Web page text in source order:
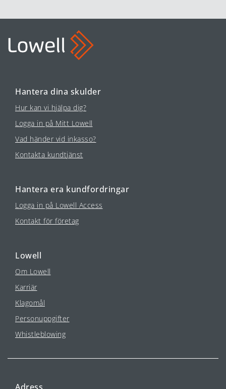
Hantera dina skulder
Hur kan vi hjälpa dig?
Logga in på Mitt Lowell
Vad händer vid inkasso?
Kontakta kundtjänst
Hantera era kundfordringar
Logga in på Lowell Access
Kontakt för företag
Lowell
Om Lowell
Karriär
Klagomål
Personuppgifter
Whistleblowing